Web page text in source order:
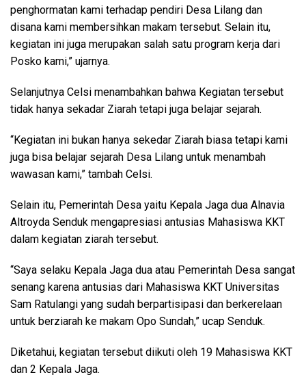
penghormatan kami terhadap pendiri Desa Lilang dan
disana kami membersihkan makam tersebut. Selain itu,
kegiatan ini juga merupakan salah satu program kerja dari
Posko kami,” ujarnya.
Selanjutnya Celsi menambahkan bahwa Kegiatan tersebut
tidak hanya sekadar Ziarah tetapi juga belajar sejarah.
“Kegiatan ini bukan hanya sekedar Ziarah biasa tetapi kami
juga bisa belajar sejarah Desa Lilang untuk menambah
wawasan kami,” tambah Celsi.
Selain itu, Pemerintah Desa yaitu Kepala Jaga dua Alnavia
Altroyda Senduk mengapresiasi antusias Mahasiswa KKT
dalam kegiatan ziarah tersebut.
“Saya selaku Kepala Jaga dua atau Pemerintah Desa sangat
senang karena antusias dari Mahasiswa KKT Universitas
Sam Ratulangi yang sudah berpartisipasi dan berkerelaan
untuk berziarah ke makam Opo Sundah,” ucap Senduk.
Diketahui, kegiatan tersebut diikuti oleh 19 Mahasiswa KKT
dan 2 Kepala Jaga.